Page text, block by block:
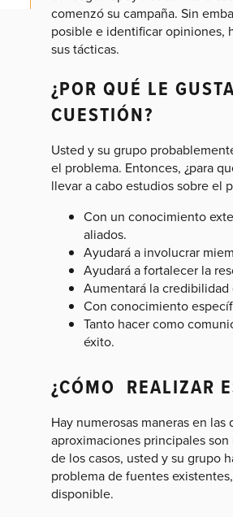
comenzó su campaña. Sin
posible e identificar opiniones,
sus tácticas.
¿POR QUÉ LE
CUESTIÓN?
Usted y su grupo
el problema. Entonces, ¿para
llevar a cabo estudios sobre el
Con un conocimiento
aliados.
Ayudará a involucrar
Ayudará a fortalecer la
Aumentará la credibilidad
Con conocimiento
Tanto hacer como
éxito.
¿CÓMO REALIZAR
Hay numerosas maneras en
aproximaciones principales
de los casos, usted y su grupo
problema de fuentes
disponible.